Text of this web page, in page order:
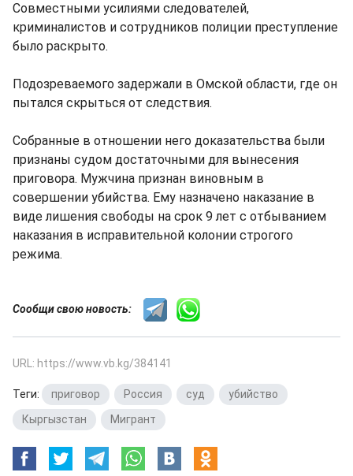
Совместными усилиями следователей,
криминалистов и сотрудников полиции преступление
было раскрыто.
Подозреваемого задержали в Омской области, где он
пытался скрыться от следствия.
Собранные в отношении него доказательства были
признаны судом достаточными для вынесения
приговора. Мужчина признан виновным в
совершении убийства. Ему назначено наказание в
виде лишения свободы на срок 9 лет с отбыванием
наказания в исправительной колонии строгого
режима.
Сообщи свою новость:
URL: https://www.vb.kg/384141
Теги: приговор Россия суд убийство
Кыргызстан
Мигрант